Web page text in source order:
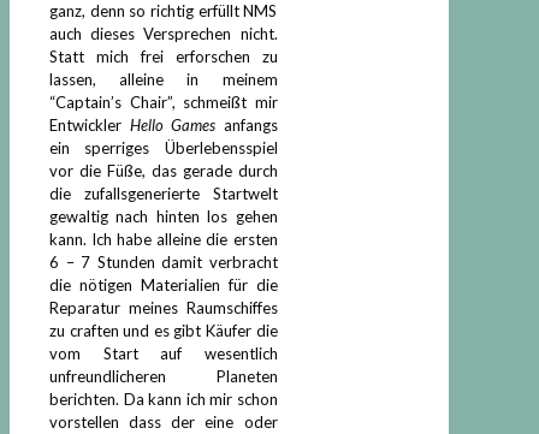
ganz, denn so richtig erfüllt NMS
auch dieses Versprechen nicht.
Statt mich frei erforschen zu
lassen, alleine in meinem
“Captain’s Chair”, schmeißt mir
Entwickler Hello Games anfangs
ein sperriges Überlebensspiel
vor die Füße, das gerade durch
die zufallsgenerierte Startwelt
gewaltig nach hinten los gehen
kann. Ich habe alleine die ersten
6 – 7 Stunden damit verbracht
die nötigen Materialien für die
Reparatur meines Raumschiffes
zu craften und es gibt Käufer die
vom Start auf wesentlich
unfreundlicheren Planeten
berichten. Da kann ich mir schon
vorstellen dass der eine oder